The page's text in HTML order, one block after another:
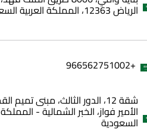
الرياض 12363، المملكة العربية السعودية
+966562751002
شقة 12، الدور الثالث، مبنى
الأمير فواز، الخبر الشمالية -
السعودية